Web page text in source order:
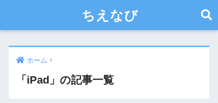
ちえなび
ホーム
「iPad」の記事一覧